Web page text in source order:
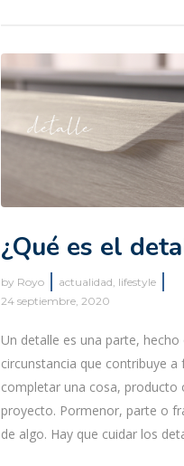
¿Qué es el
by Royo actualidad, lifestyle
24 septiembre, 2020
Un detalle es una parte, hecho
circunstancia que contribuye a
completar una cosa, producto
proyecto. Pormenor, parte o
de algo. Hay que cuidar los